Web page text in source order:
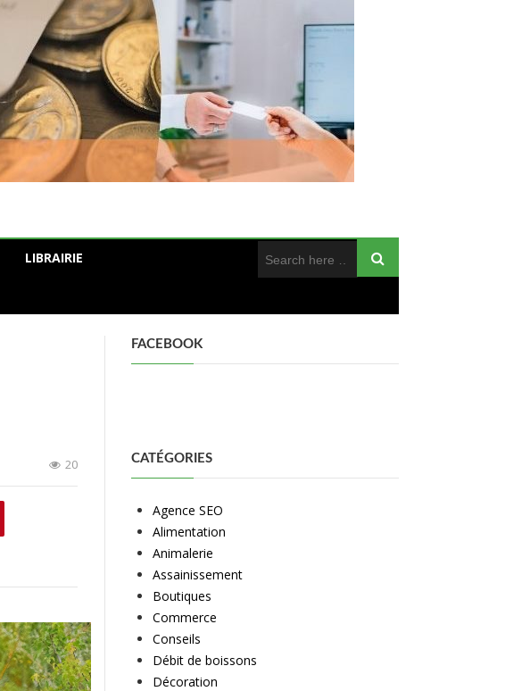
LIBRAIRIE
20
FACEBOOK
CATÉGORIES
Agence SEO
Alimentation
Animalerie
Assainissement
Boutiques
Commerce
Conseils
Débit de boissons
Décoration